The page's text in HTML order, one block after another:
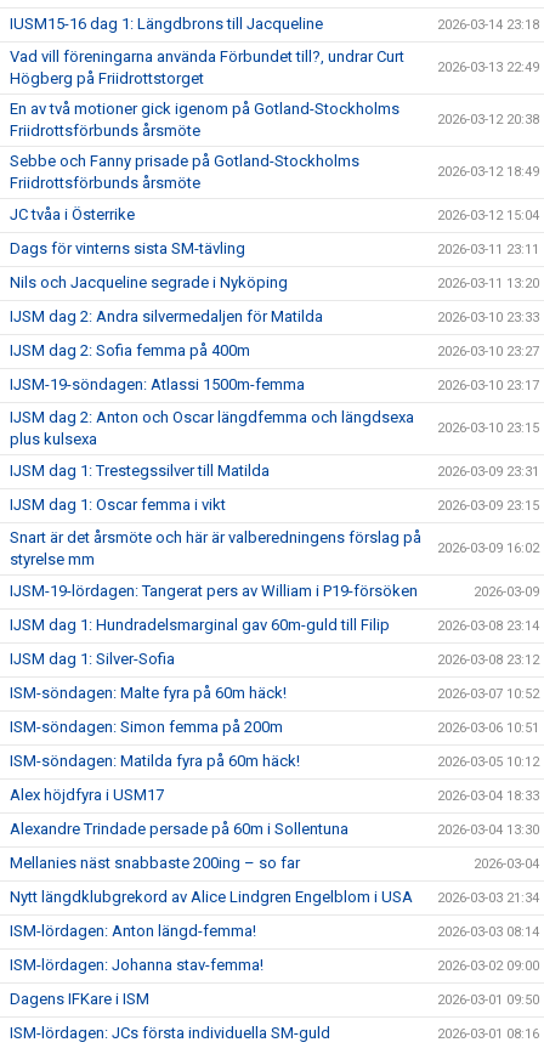
IUSM15-16 dag 1: Längdbrons till Jacqueline 2026-03-14 23:18
Vad vill föreningarna använda Förbundet till?, undrar Curt
Högberg på Friidrottstorget
2026-03-13 22:49
En av två motioner gick igenom på Gotland-Stockholms
Friidrottsförbunds årsmöte
2026-03-12 20:38
Sebbe och Fanny prisade på Gotland-Stockholms
Friidrottsförbunds årsmöte
2026-03-12 18:49
JC tvåa i Österrike 2026-03-12 15:04
Dags för vinterns sista SM-tävling 2026-03-11 23:11
Nils och Jacqueline segrade i Nyköping 2026-03-11 13:20
IJSM dag 2: Andra silvermedaljen för Matilda 2026-03-10 23:33
IJSM dag 2: Sofia femma på 400m 2026-03-10 23:27
IJSM-19-söndagen: Atlassi 1500m-femma 2026-03-10 23:17
IJSM dag 2: Anton och Oscar längdfemma och längdsexa
plus kulsexa
2026-03-10 23:15
IJSM dag 1: Trestegssilver till Matilda 2026-03-09 23:31
IJSM dag 1: Oscar femma i vikt 2026-03-09 23:15
Snart är det årsmöte och här är valberedningens förslag på
styrelse mm
2026-03-09 16:02
IJSM-19-lördagen: Tangerat pers av William i P19-försöken 2026-03-09
IJSM dag 1: Hundradelsmarginal gav 60m-guld till Filip 2026-03-08 23:14
IJSM dag 1: Silver-Sofia 2026-03-08 23:12
ISM-söndagen: Malte fyra på 60m häck! 2026-03-07 10:52
ISM-söndagen: Simon femma på 200m 2026-03-06 10:51
ISM-söndagen: Matilda fyra på 60m häck! 2026-03-05 10:12
Alex höjdfyra i USM17 2026-03-04 18:33
Alexandre Trindade persade på 60m i Sollentuna 2026-03-04 13:30
Mellanies näst snabbaste 200ing – so far 2026-03-04
Nytt längdklubgrekord av Alice Lindgren Engelblom i USA 2026-03-03 21:34
ISM-lördagen: Anton längd-femma! 2026-03-03 08:14
ISM-lördagen: Johanna stav-femma! 2026-03-02 09:00
Dagens IFKare i ISM 2026-03-01 09:50
ISM-lördagen: JCs första individuella SM-guld 2026-03-01 08:16